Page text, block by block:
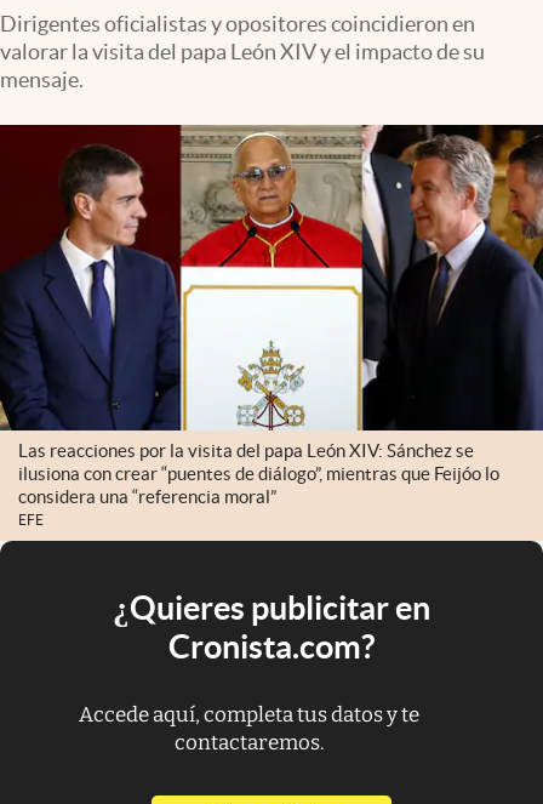
Dirigentes oficialistas y opositores coincidieron en
valorar la visita del papa León XIV y el impacto de su
mensaje.
Las reacciones por la visita del papa León XIV: Sánchez se
ilusiona con crear “puentes de diálogo”, mientras que Feijóo lo
considera una “referencia moral”
EFE
¿Quieres publicitar en
Cronista.com?
Accede aquí, completa tus datos y te
contactaremos.